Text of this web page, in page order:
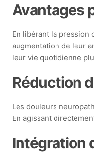
Avantages
En libérant la pression
augmentation de leur
leur vie quotidienne
Réduction
Les douleurs
En agissant
Intégration